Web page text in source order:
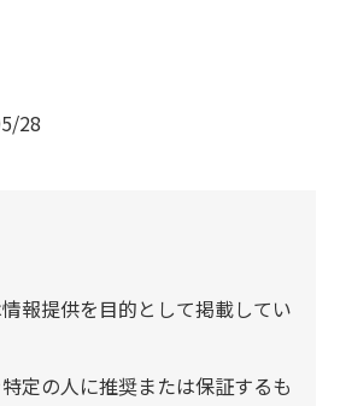
28
報提供を目的として掲載してい
定の人に推奨または保証するも